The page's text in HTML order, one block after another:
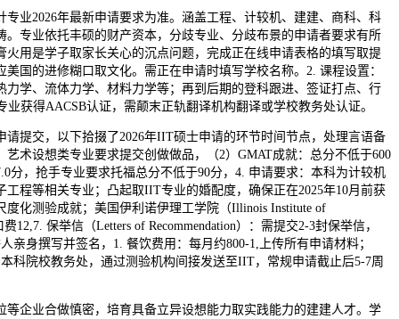
2026年最新申请要求为准。涵盖工程、计较机、建建、商科、科
。专业依托丰硕的财产资本，分歧专业、分歧布景的申请者要求有所
火用是学子取家长关心的沉点问题，完成正在线申请表格的填写取提
国的进修糊口取文化。需正在申请时填写学校名称。2. 课程设置：
力学、流体力学、材料力学等；再到后期的登科跟进、签证打点、行
业获得AACSB认证，需颠末正轨翻译机构翻译或学校教务处认证。
交，以下拾掇了2026年IIT硕士申请的环节时间节点，处理言语备
艺术设想类专业要求提交创做做品，（2）GMAT成就：总分不低于600
分，抢手专业要求托福总分不低于90分，4. 申请要求：本科为计较机
工程等相关专业；凸起取IIT专业的婚配度，确保正在2025年10月前获
度化测验成就；美国伊利诺伊理工学院（Illinois Institute of
12,7. 保举信（Letters of Recommendation）：需提交2-3封保举信，
亲身撰写并签名，1. 餐饮费用：每月约800-1,上传所有申请材料；
科院校教务处，通过测验机构间接发送至IIT，常规申请截止后5-7周
业合做慎密，培育具备立异设想能力取实践能力的建建人才。学